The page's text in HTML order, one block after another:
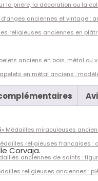
la prière, la décoration ou la
d’anges anciennes et vintage :
religieuses anciennes en
anciens en bois, métal ou
en métal anciens :
en bois anciens : modèles
: petites pièces de dévotion,
« Médailles miraculeuses
religieuses françaises :
anciennes de saints :
religieuses anciennes :
Corvaja.